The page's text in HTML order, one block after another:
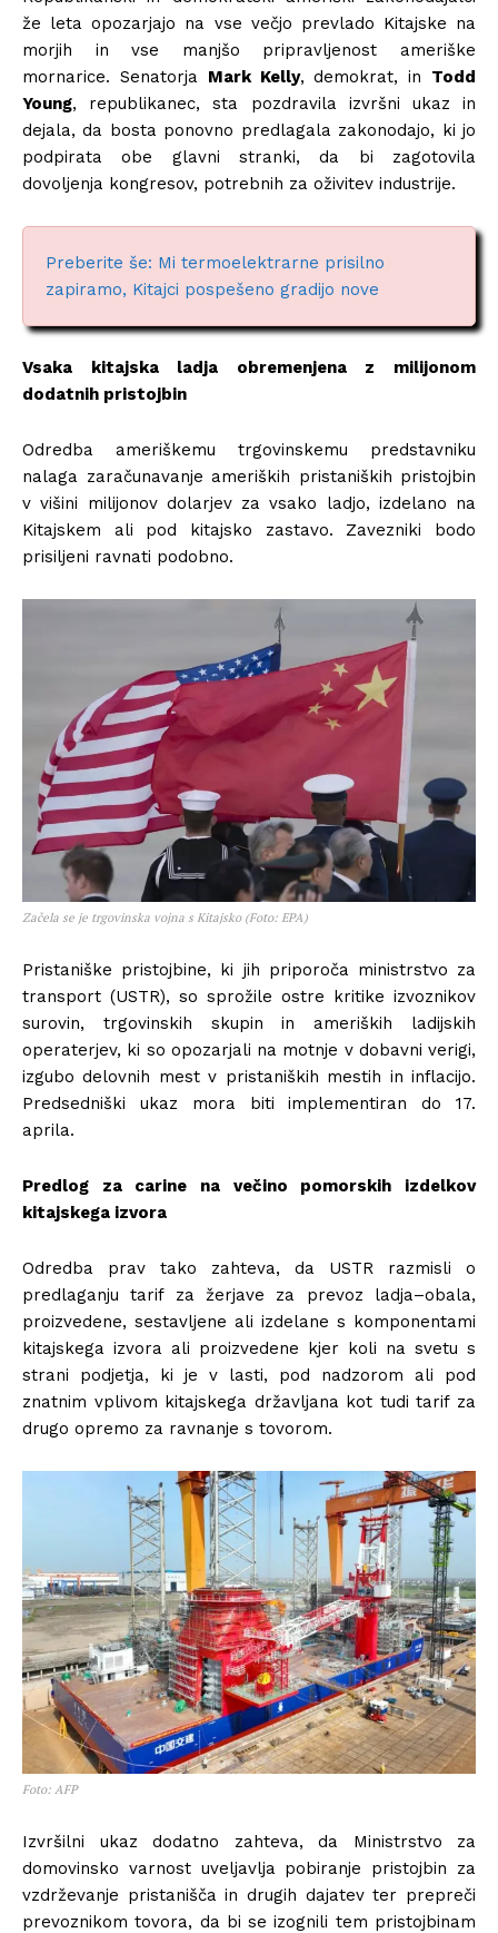
že leta opozarjajo na vse večjo prevlado Kitajske na
morjih in vse manjšo pripravljenost ameriške
mornarice. Senatorja Mark Kelly, demokrat, in Todd
Young, republikanec, sta pozdravila izvršni ukaz in
dejala, da bosta ponovno predlagala zakonodajo, ki jo
podpirata obe glavni stranki, da bi zagotovila
dovoljenja kongresov, potrebnih za oživitev industrije.
Preberite še: Mi termoelektrarne prisilno
zapiramo, Kitajci pospešeno gradijo nove
Vsaka kitajska ladja obremenjena z milijonom
dodatnih pristojbin
Odredba ameriškemu trgovinskemu predstavniku
nalaga zaračunavanje ameriških pristaniških pristojbin
v višini milijonov dolarjev za vsako ladjo, izdelano na
Kitajskem ali pod kitajsko zastavo. Zavezniki bodo
prisiljeni ravnati podobno.
Začela se je trgovinska vojna s Kitajsko (Foto: EPA)
Pristaniške pristojbine, ki jih priporoča ministrstvo za
transport (USTR), so sprožile ostre kritike izvoznikov
surovin, trgovinskih skupin in ameriških ladijskih
operaterjev, ki so opozarjali na motnje v dobavni verigi,
izgubo delovnih mest v pristaniških mestih in inflacijo.
Predsedniški ukaz mora biti implementiran do 17.
aprila.
Predlog za carine na večino pomorskih izdelkov
kitajskega izvora
Odredba prav tako zahteva, da USTR razmisli o
predlaganju tarif za žerjave za prevoz ladja–obala,
proizvedene, sestavljene ali izdelane s komponentami
kitajskega izvora ali proizvedene kjer koli na svetu s
strani podjetja, ki je v lasti, pod nadzorom ali pod
znatnim vplivom kitajskega državljana kot tudi tarif za
drugo opremo za ravnanje s tovorom.
Foto: AFP
Izvršilni ukaz dodatno zahteva, da Ministrstvo za
domovinsko varnost uveljavlja pobiranje pristojbin za
vzdrževanje pristanišča in drugih dajatev ter prepreči
prevoznikom tovora, da bi se izognili tem pristojbinam